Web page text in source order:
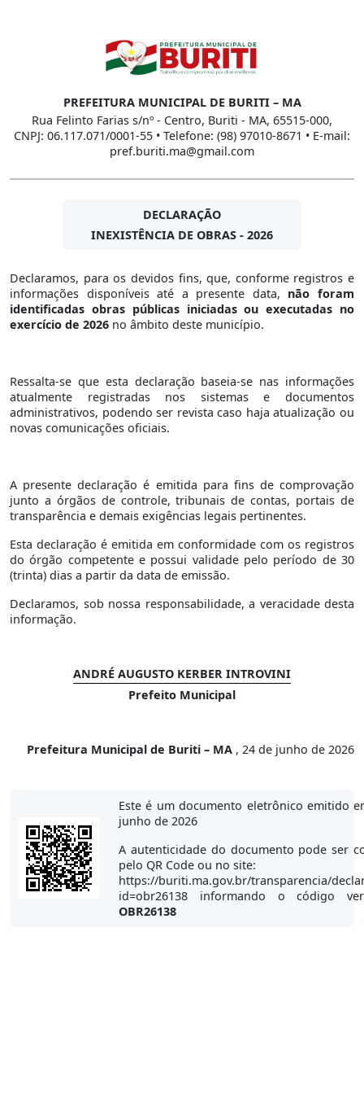
PREFEITURA MUNICIPAL DE BURITI – MA
Rua Felinto Farias s/nº - Centro, Buriti - MA, 65515-000,
CNPJ: 06.117.071/0001-55 • Telefone: (98) 97010-8671 • E-mail:
pref.buriti.ma@gmail.com
DECLARAÇÃO
INEXISTÊNCIA DE OBRAS - 2026
Declaramos, para os devidos fins, que, conforme registros e
informações disponíveis até a presente data, não foram
identificadas obras públicas iniciadas ou executadas no
exercício de 2026 no âmbito deste município.
Ressalta-se que esta declaração baseia-se nas informações
atualmente registradas nos sistemas e documentos
administrativos, podendo ser revista caso haja atualização ou
novas comunicações oficiais.
A presente declaração é emitida para fins de comprovação
junto a órgãos de controle, tribunais de contas, portais de
transparência e demais exigências legais pertinentes.
Esta declaração é emitida em conformidade com os registros
do órgão competente e possui validade pelo período de 30
(trinta) dias a partir da data de emissão.
Declaramos, sob nossa responsabilidade, a veracidade desta
informação.
ANDRÉ AUGUSTO KERBER INTROVINI
Prefeito Municipal
Prefeitura Municipal de Buriti – MA , 24 de junho de 2026
Este é um documento eletrônico emitido
junho de 2026
A autenticidade do documento pode ser
pelo QR Code ou no site:
https://buriti.ma.gov.br/transparencia/
id=obr26138 informando o código
OBR26138